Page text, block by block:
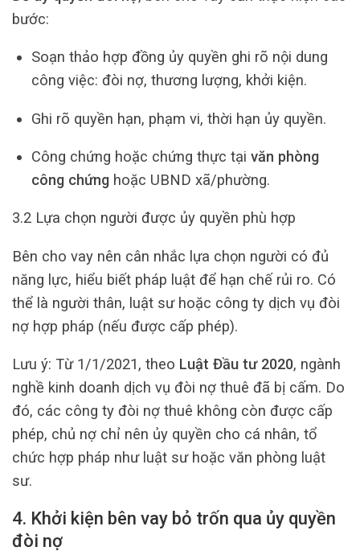
bước:
Soạn thảo hợp đồng ủy quyền ghi rõ nội dung
công việc: đòi nợ, thương lượng, khởi kiện.
Ghi rõ quyền hạn, phạm vi, thời hạn ủy quyền.
Công chứng hoặc chứng thực tại văn phòng
công chứnghoặc UBND xã/phường.
3.2 Lựa chọn người được ủy quyền phù hợp
Bên cho vay nên cân nhắc lựa chọn người có đủ
năng lực, hiểu biết pháp luật để hạn chế rủi ro. Có
thể là người thân, luật sư hoặc công ty dịch vụ đòi
nợ hợp pháp (nếu được cấp phép).
Lưu ý: Từ 1/1/2021, theo Luật Đầu tư 2020, ngành
nghề kinh doanh dịch vụ đòi nợ thuê đã bị cấm. Do
đó, các công ty đòi nợ thuê không còn được cấp
phép, chủ nợ chỉ nên ủy quyền cho cá nhân, tổ
chức hợp pháp như luật sư hoặc văn phòng luật
sư.
4. Khởi kiện bên vay bỏ trốn qua ủy quyền
đòi nợ